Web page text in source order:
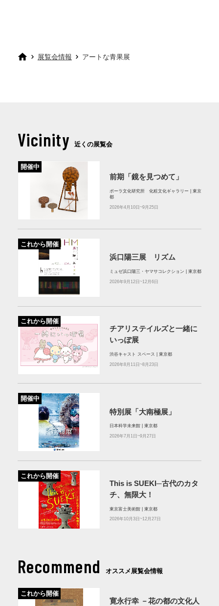
展覧会情報 アートな青果展
Vicinity 近くの展覧会
開催中
前期「鏡を見つめて」
ポーラ文化研究所 化粧文化ギャラリー | 東京
都
2026年4月10日~9月25日
これから開催
浜口陽三展 リズム
ミュゼ浜口陽三・ヤマサコレクション | 東京都
2026年9月12日~12月6日
これから開催
チアリステイルズと一緒に
いっぽ展
渋谷キャスト スペース | 東京都
2026年8月11日~8月23日
開催中
特別展「大南極展」
日本科学未来館 | 東京都
2026年7月1日~9月27日
これから開催
This is SUEKI─古代のカタ
チ、無限大！
東京富士美術館 | 東京都
2026年10月3日~12月27日
Recommend オススメ展覧会情報
これから開催
寛永行幸 －花の都の文化人